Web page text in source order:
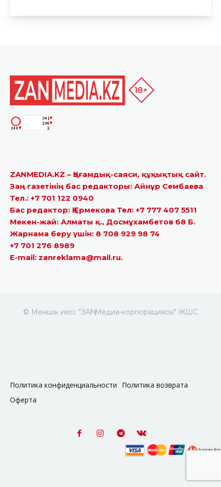
ZANMEDIA.KZ – Қоғамдық-саяси, құқықтық сайт.
Заң газетінің бас редакторы: Айнұр Сембаева
Тел.: +7 701 122 0940
Бас редактор: Қ.Ермекова Тел: +7 777 407 5511
Мекен-жай: Алматы қ., Досмұхамбетов 68 Б.
Жарнама беру үшін: 8 708 929 98 74
+7 701 276 8989
E-mail: zanreklama@mail.ru.
© Меншік иесі: "ЗАҢ" Медиа-корпорациясы" ЖШС
Политика конфиденциальности
Политика возврата
Оферта